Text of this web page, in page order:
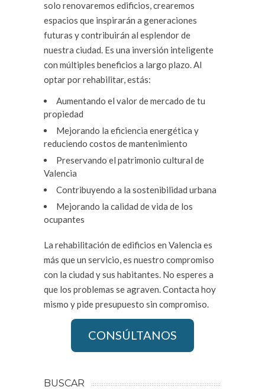
solo renovaremos edificios, crearemos
espacios que inspirarán a generaciones
futuras y contribuirán al esplendor de
nuestra ciudad. Es una inversión inteligente
con múltiples beneficios a largo plazo. Al
optar por rehabilitar, estás:
Aumentando el valor de mercado de tu
propiedad
Mejorando la eficiencia energética y
reduciendo costos de mantenimiento
Preservando el patrimonio cultural de
Valencia
Contribuyendo a la sostenibilidad urbana
Mejorando la calidad de vida de los
ocupantes
La rehabilitación de edificios en Valencia es
más que un servicio, es nuestro compromiso
con la ciudad y sus habitantes. No esperes a
que los problemas se agraven. Contacta hoy
mismo y pide presupuesto sin compromiso.
CONSÚLTANOS
BUSCAR